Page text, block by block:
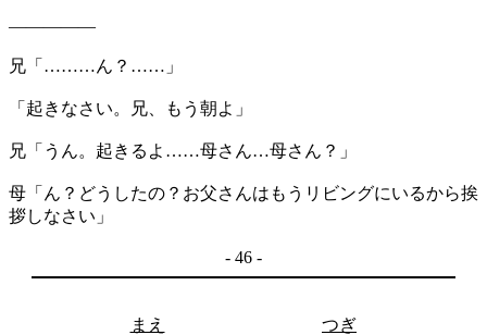
―――――
兄「………ん？……」
「起きなさい。兄、もう朝よ」
兄「うん。起きるよ……母さん…母さん？」
母「ん？どうしたの？お父さんはもうリビングにいるから挨
拶しなさい」
- 46 -
まえ つぎ